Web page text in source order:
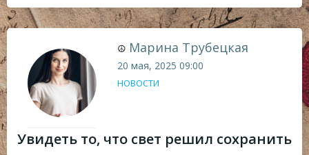
☮ Марина Трубецкая
20 мая, 2025 09:00
НОВОСТИ
Увидеть то, что свет решил сохранить